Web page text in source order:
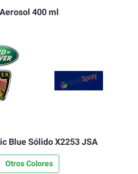
Aerosol 400 ml
Blue Sólido X2253 JSA
Otros Colores